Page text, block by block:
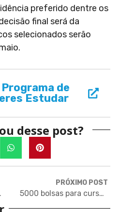
preferido dentre os
final será da
selecionados serão
de
Estudar
desse post?
estudar fora
PRÓXIMO POST
5000 bolsas para curso online de inglês de três meses